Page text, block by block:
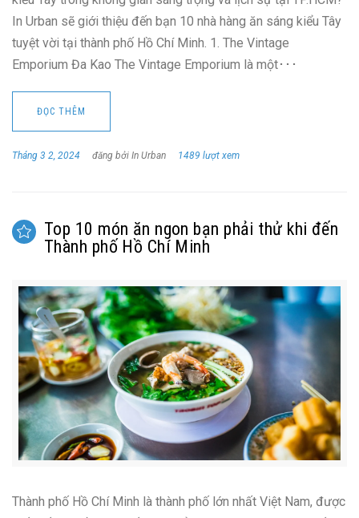
In Urban sẽ giới thiệu đến bạn 10 nhà hàng ăn sáng kiểu Tây
tuyệt vời tại thành phố Hồ Chí Minh. 1. The Vintage
Emporium Đa Kao The Vintage Emporium là một･･･
ĐỌC THÊM
Tháng 3 2, 2024 đăng bởi In Urban 1489 lượt xem
Top 10 món ăn ngon bạn phải thử khi đến
Thành phố Hồ Chí Minh
Thành phố Hồ Chí Minh là thành phố lớn nhất Việt Nam, được